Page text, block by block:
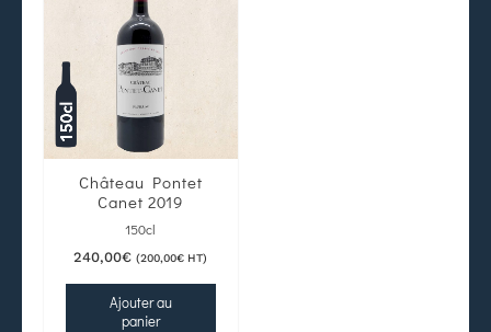
Château Pontet
Canet 2019
150cl
240,00€ (200,00€ HT)
Ajouter au
panier